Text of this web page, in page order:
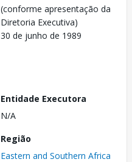
(conforme apresentação da
Diretoria Executiva)
30 de junho de 1989
Entidade Executora
N/A
Região
Eastern and Southern Africa